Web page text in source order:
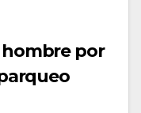
hombre por